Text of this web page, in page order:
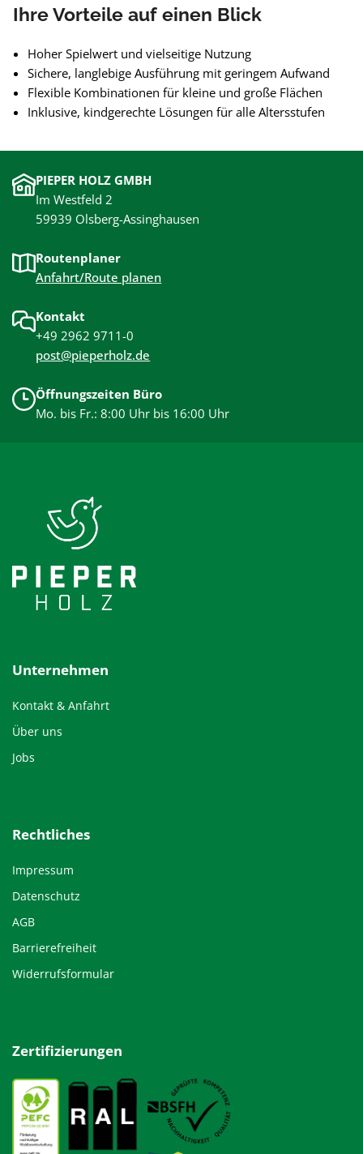
Ihre Vorteile auf einen Blick
Hoher Spielwert und vielseitige Nutzung
Sichere, langlebige Ausführung mit geringem Aufwand
Flexible Kombinationen für kleine und große Flächen
Inklusive, kindgerechte Lösungen für alle Altersstufen
PIEPER HOLZ GMBH
Im Westfeld 2
59939 Olsberg-Assinghausen
Routenplaner
Anfahrt/Route planen
Kontakt
+49 2962 9711-0
post@pieperholz.de
Öffnungszeiten Büro
Mo. bis Fr.: 8:00 Uhr bis 16:00 Uhr
Unternehmen
Kontakt & Anfahrt
Über uns
Jobs
Rechtliches
Impressum
Datenschutz
AGB
Barrierefreiheit
Widerrufsformular
Zertifizierungen